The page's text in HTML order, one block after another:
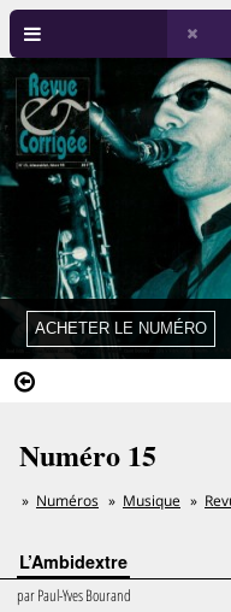
Numéro 15
Numéros Musique
L’Ambidextre
parPaul-Yves Bourand